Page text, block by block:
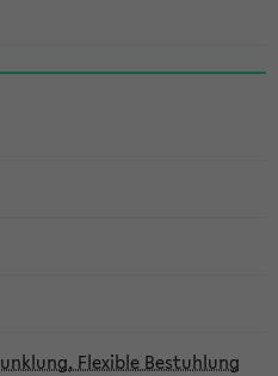
Flexible Bestuhlung